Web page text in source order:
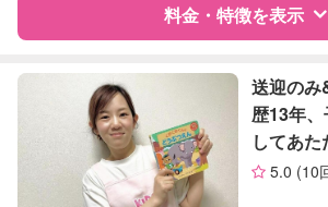
料金・特徴を表示
特徴 料金 レビュー
サポートの特徴
企業型割引対象(
送迎の
歴13年
してあた
5.0 (10